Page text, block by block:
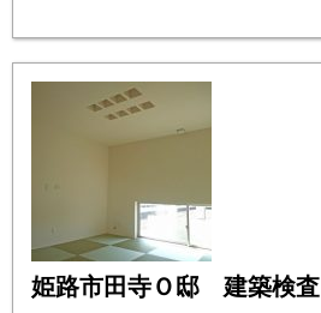
姫路市田寺Ｏ邸 建築検査